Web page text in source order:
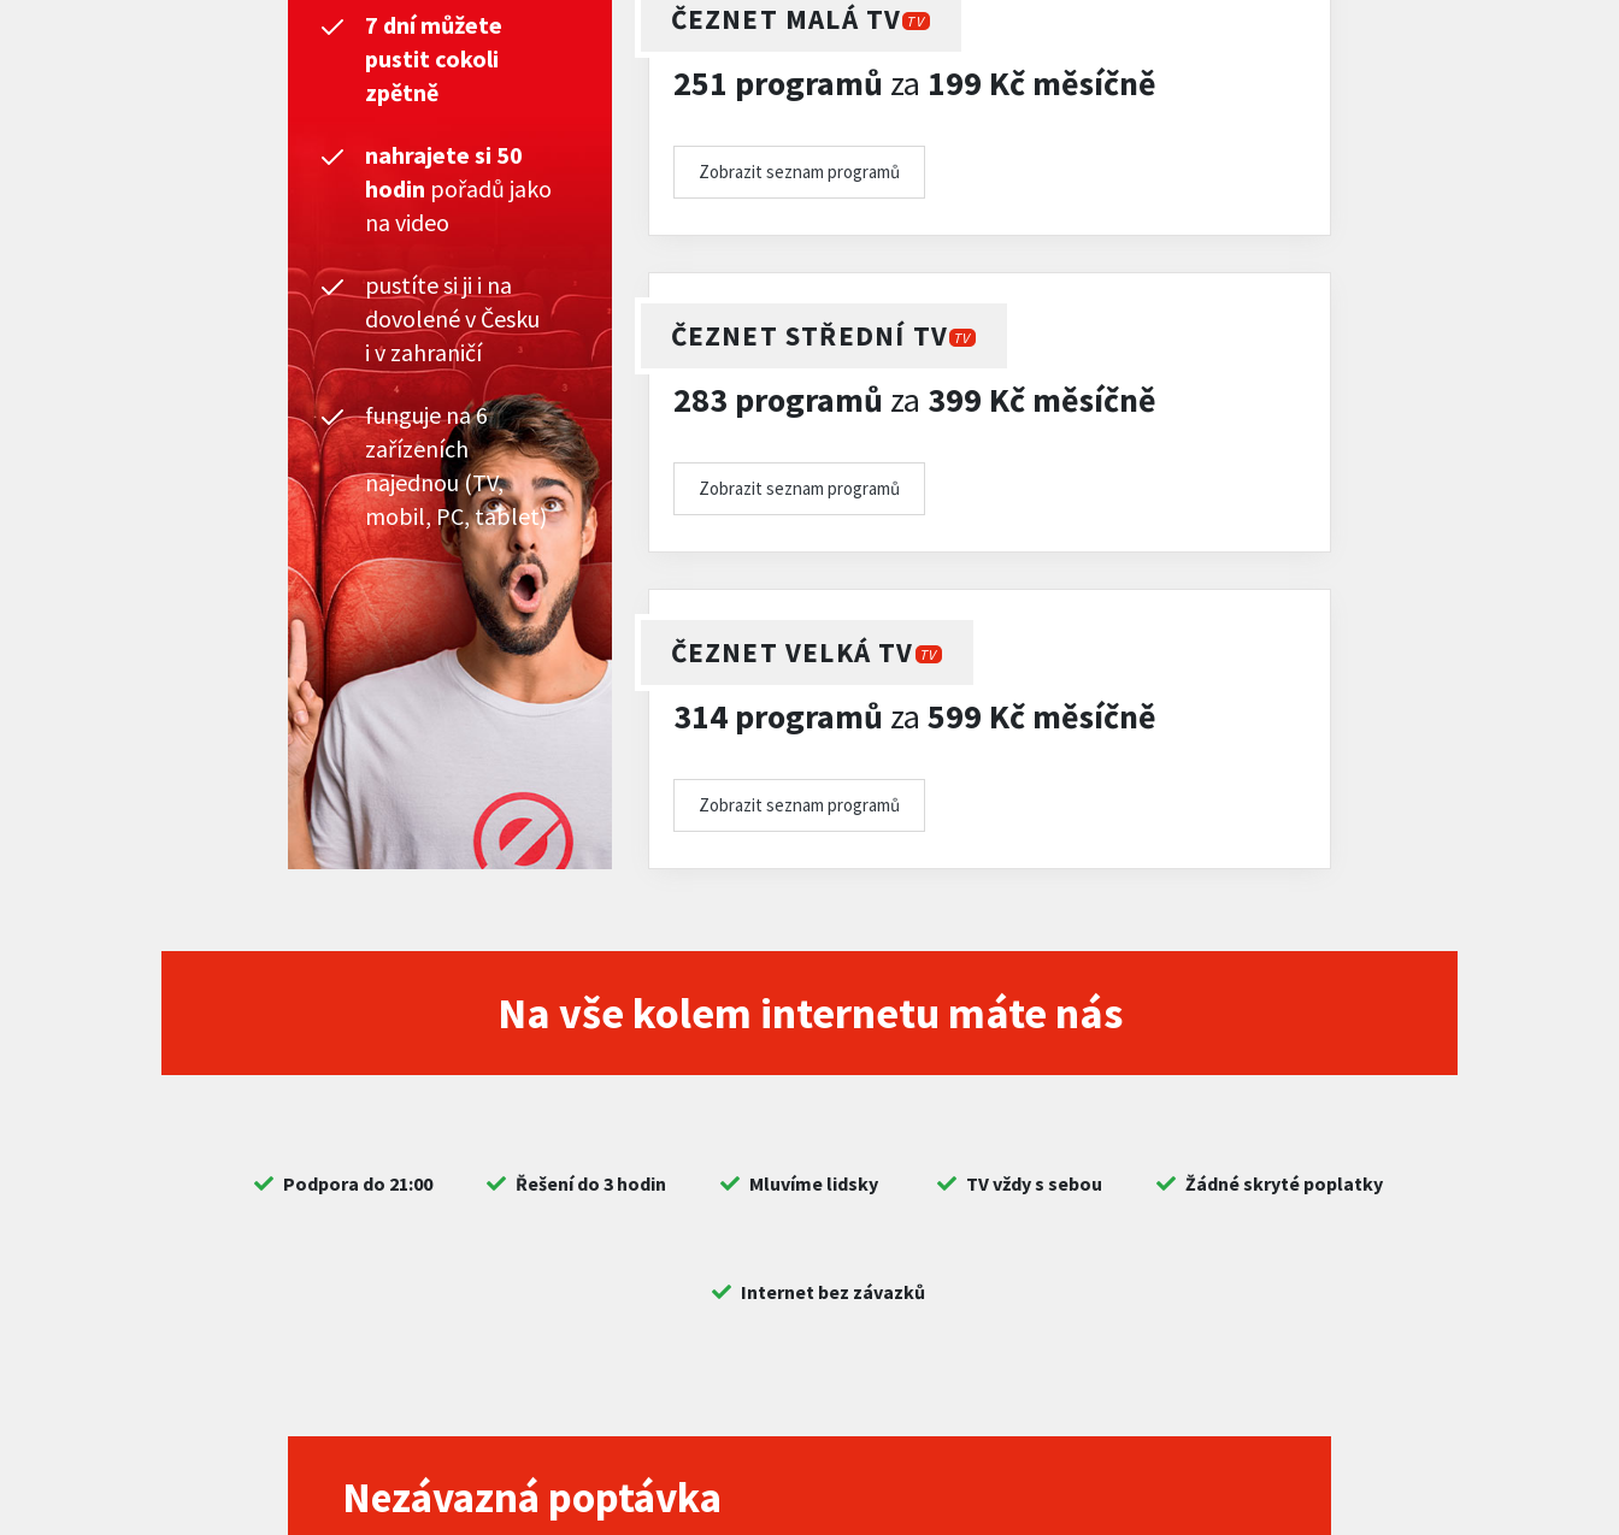
7 dní můžete
pustit cokoli
zpětně
nahrajete si 50
hodin pořadů jako
na video
pustíte si ji i na
dovolené v Česku
i v zahraničí
funguje na 6
zařízeních
najednou (TV,
mobil, PC, tablet)
ČEZNET MALÁ TV TV
251 programů za 199 Kč měsíčně
Zobrazit seznam programů
ČEZNET STŘEDNÍ TV TV
283 programů za 399 Kč měsíčně
Zobrazit seznam programů
ČEZNET VELKÁ TV TV
314 programů za 599 Kč měsíčně
Zobrazit seznam programů
Na vše kolem internetu máte nás
Podpora do 21:00 Řešení do 3 hodin Mluvíme lidsky TV vždy s sebou Žádné skryté poplatky
Internet bez závazků
Nezávazná poptávka